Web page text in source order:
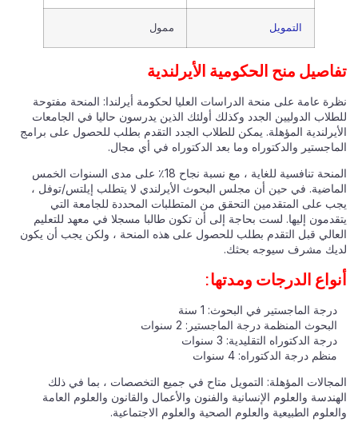
التمويل ممول
تفاصيل منح الحكومية الأيرلندية
نظرة عامة على منحة الدراسات العليا لحكومة أيرلندا: المنحة مفتوحة
للطلاب الدوليين الجدد وكذلك أولئك الذين يدرسون حاليا في الجامعات
الأيرلندية المؤهلة. يمكن للطلاب الجدد التقدم بطلب للحصول على برامج
الماجستير والدكتوراه وما بعد الدكتوراه في أي مجال.
المنحة تنافسية للغاية ، مع نسبة نجاح 18٪ على مدى السنوات الخمس
الماضية. في حين أن مجلس البحوث الأيرلندي لا يتطلب إيلتس/توفل ،
يجب على المتقدمين التحقق من المتطلبات المحددة للجامعة التي
يتقدمون إليها. لست بحاجة إلى أن تكون طالبا مسجلا في معهد للتعليم
العالي قبل التقدم بطلب للحصول على هذه المنحة ، ولكن يجب أن يكون
لديك مشرف سيوجه بحثك.
أنواع الدرجات ومدتها:
درجة الماجستير في البحوث: 1 سنة
البحوث المنظمة درجة الماجستير: 2 سنوات
درجة الدكتوراه التقليدية: 3 سنوات
منظم درجة الدكتوراه: 4 سنوات
المجالات المؤهلة: التمويل متاح في جميع التخصصات ، بما في ذلك
الهندسة والعلوم الإنسانية والفنون والأعمال والقانون والعلوم العامة
والعلوم الطبيعية والعلوم الصحية والعلوم الاجتماعية.